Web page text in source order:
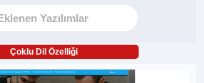
Çoklu Dil Özelliği